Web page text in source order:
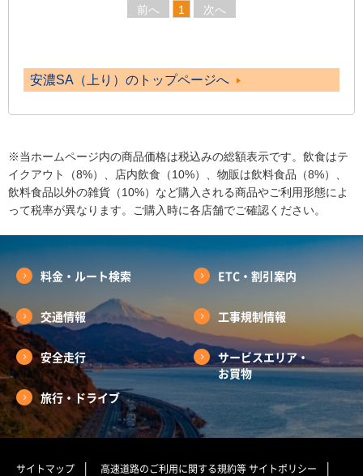
前へ 1 次へ
安濃SA（上り）のトップページへ
※当ホームページ内の商品価格は税込みの総額表示です。飲食はテ
イクアウト（8%）、店内飲食（10%）、物販は飲料食品（8%）、
飲料食品以外の雑貨（10%）など購入される商品やご利用形態によ
って税率が異なります。ご購入時に各店舗でご確認ください。
料金・ルート検索 ETC・割引案内
交通情報 工事規制情報
安全走行
サービスエリア・
お買物
旅行・ドライブ
サイトマップ 高速道路のご利用に関する規約等サイトポリシー